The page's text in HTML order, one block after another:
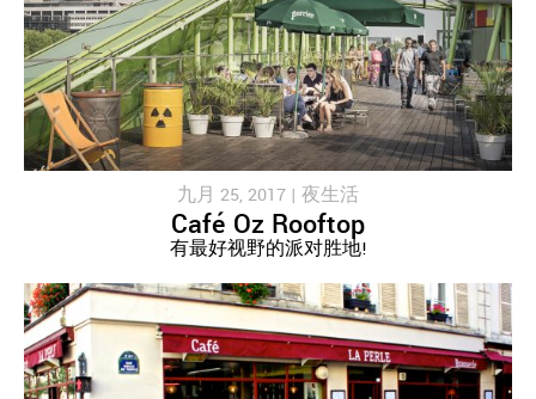
九月 25, 2017 | 夜生活
Café Oz Rooftop
有最好视野的派对胜地!